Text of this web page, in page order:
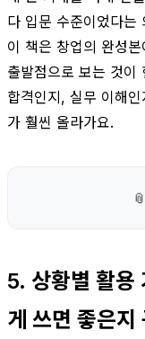
다 입문 수준이었다는
이 책은 창업의 완성
출발점으로 보는 것이
합격인지, 실무 이해
가 훨씬 올라가요.
📎
5. 상황별 활용
게 쓰면 좋은지